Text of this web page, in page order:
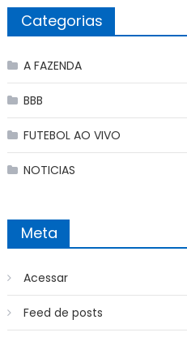
Categorias
A FAZENDA
BBB
FUTEBOL AO VIVO
NOTICIAS
Meta
Acessar
Feed de posts